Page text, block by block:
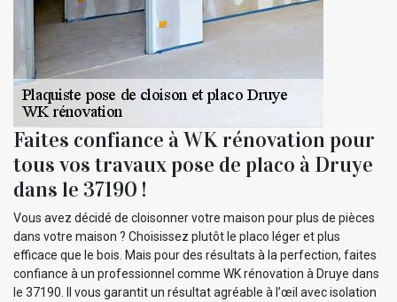
Faites confiance à WK rénovation pour
tous vos travaux pose de placo à Druye
dans le 37190 !
Vous avez décidé de cloisonner votre maison pour plus de pièces
dans votre maison ? Choisissez plutôt le placo léger et plus
efficace que le bois. Mais pour des résultats à la perfection, faites
confiance à un professionnel comme WK rénovation à Druye dans
le 37190. Il vous garantit un résultat agréable à l’œil avec isolation